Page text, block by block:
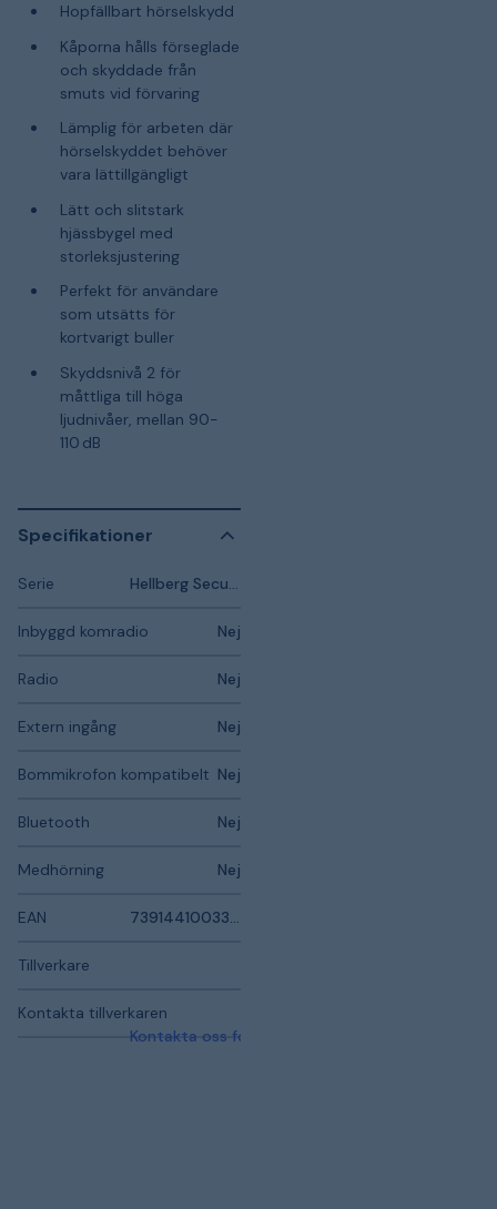
Hopfällbart hörselskydd
Kåporna hålls förseglade
och skyddade från
smuts vid förvaring
Lämplig för arbeten där
hörselskyddet behöver
vara lättillgängligt
Lätt och slitstark
hjässbygel med
storleksjustering
Perfekt för användare
som utsätts för
kortvarigt buller
Skyddsnivå 2 för
måttliga till höga
ljudnivåer, mellan 90-
110 dB
Specifikationer
Serie
Inbyggd komradio Nej
Radio Nej
Extern ingång Nej
Bommikrofon kompatibelt Nej
Bluetooth Nej
Medhörning Nej
EAN
Tillverkare
Kontakta tillverkaren
Kontakta oss för mer information